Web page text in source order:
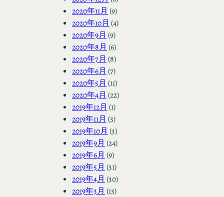
2020年11月 (9)
2020年10月 (4)
2020年9月 (9)
2020年8月 (6)
2020年7月 (8)
2020年6月 (7)
2020年5月 (11)
2020年4月 (22)
2019年12月 (1)
2019年11月 (3)
2019年10月 (3)
2019年9月 (24)
2019年6月 (9)
2019年5月 (31)
2019年4月 (30)
2019年3月 (13)